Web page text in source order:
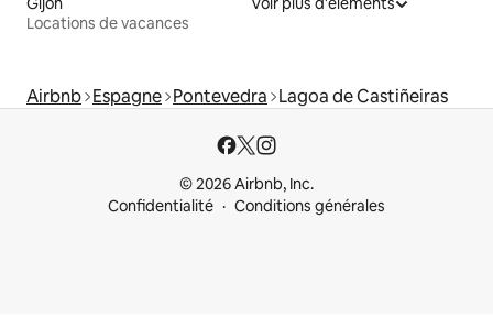
Locations de vacances
Airbnb Espagne Pontevedra Lagoa de Castiñeiras
© 2026 Airbnb, Inc.
Confidentialité
Conditions générales